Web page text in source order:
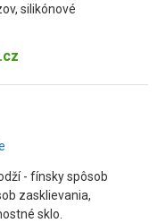
silikónové
- fínsky spôsob
zasklievania,
sklo.